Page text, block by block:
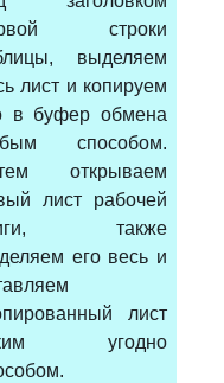
строки
выделяем
лист и копируем
в буфер обмена
способом.
открываем
лист рабочей
также
его весь и
лист
угодно